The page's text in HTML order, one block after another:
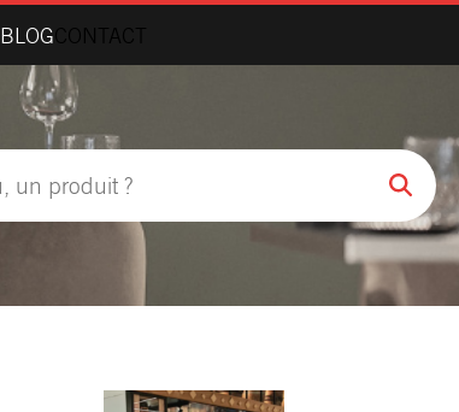
BLOGCONTACT